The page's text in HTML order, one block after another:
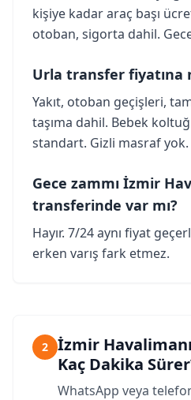
kişiye kadar araç başı
otoban, sigorta dahil.
Urla transfer fiyatına
Yakıt, otoban geçişleri,
taşıma dahil. Bebek
standart. Gizli masraf yok.
Gece zammı İzmir
transferinde var mı?
Hayır. 7/24 aynı fiyat
erken varış fark etmez.
2
İzmir
Kaç Dakika
WhatsApp veya